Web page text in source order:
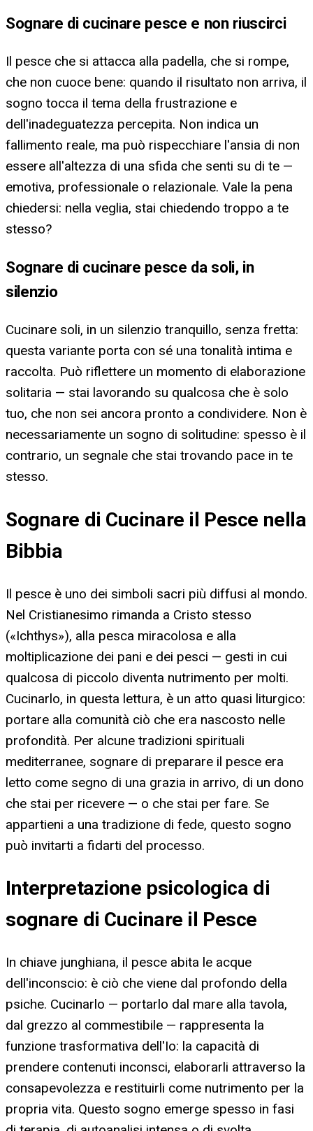
Sognare di cucinare pesce e non riuscirci
Il pesce che si attacca alla padella, che si rompe,
che non cuoce bene: quando il risultato non arriva, il
sogno tocca il tema della frustrazione e
dell'inadeguatezza percepita. Non indica un
fallimento reale, ma può rispecchiare l'ansia di non
essere all'altezza di una sfida che senti su di te —
emotiva, professionale o relazionale. Vale la pena
chiedersi: nella veglia, stai chiedendo troppo a te
stesso?
Sognare di cucinare pesce da soli, in
silenzio
Cucinare soli, in un silenzio tranquillo, senza fretta:
questa variante porta con sé una tonalità intima e
raccolta. Può riflettere un momento di elaborazione
solitaria — stai lavorando su qualcosa che è solo
tuo, che non sei ancora pronto a condividere. Non è
necessariamente un sogno di solitudine: spesso è il
contrario, un segnale che stai trovando pace in te
stesso.
Sognare di Cucinare il Pesce nella
Bibbia
Il pesce è uno dei simboli sacri più diffusi al mondo.
Nel Cristianesimo rimanda a Cristo stesso
(«Ichthys»), alla pesca miracolosa e alla
moltiplicazione dei pani e dei pesci — gesti in cui
qualcosa di piccolo diventa nutrimento per molti.
Cucinarlo, in questa lettura, è un atto quasi liturgico:
portare alla comunità ciò che era nascosto nelle
profondità. Per alcune tradizioni spirituali
mediterranee, sognare di preparare il pesce era
letto come segno di una grazia in arrivo, di un dono
che stai per ricevere — o che stai per fare. Se
appartieni a una tradizione di fede, questo sogno
può invitarti a fidarti del processo.
Interpretazione psicologica di
sognare di Cucinare il Pesce
In chiave junghiana, il pesce abita le acque
dell'inconscio: è ciò che viene dal profondo della
psiche. Cucinarlo — portarlo dal mare alla tavola,
dal grezzo al commestibile — rappresenta la
funzione trasformativa dell'Io: la capacità di
prendere contenuti inconsci, elaborarli attraverso la
consapevolezza e restituirli come nutrimento per la
propria vita. Questo sogno emerge spesso in fasi